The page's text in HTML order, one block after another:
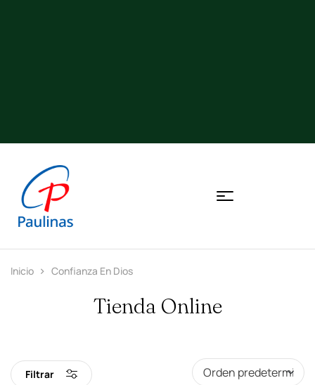
Inicio Confianza En Dios
Tienda Online
Filtrar